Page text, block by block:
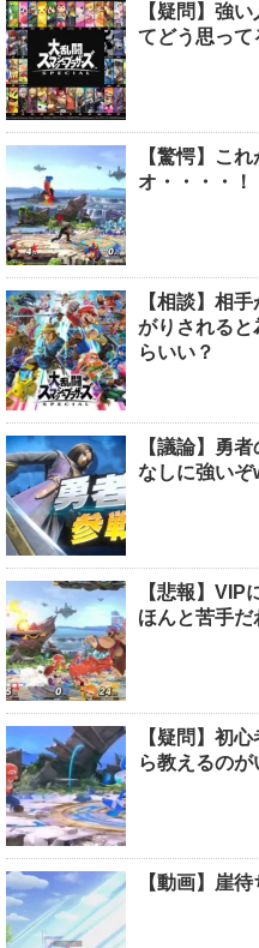
【疑問】強
てどう思って
【驚愕】こ
オ・・・・！
【相談】相
がりされると
らいい？
【議論】勇
なしに強い
【悲報】VIP
ほんと苦手
【疑問】初
ら教えるのが
【動画】崖